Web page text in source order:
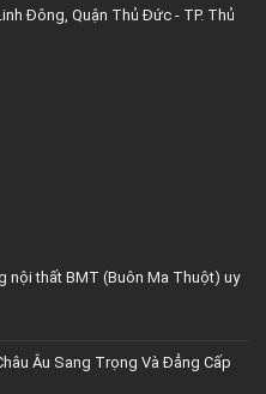
Đông, Quận Thủ Đức - TP. Thủ
nội thất BMT (Buôn Ma Thuột) uy
Âu Sang Trọng Và Đẳng Cấp